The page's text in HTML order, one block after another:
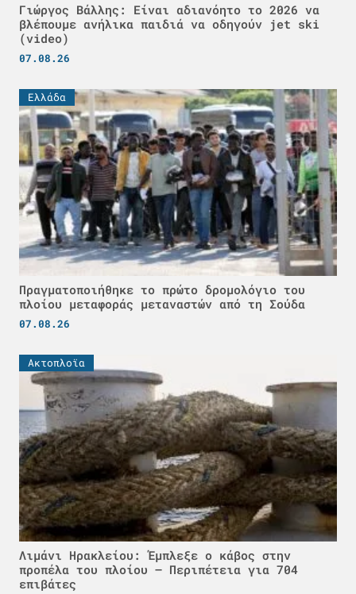
Γιώργος Βάλλης: Είναι αδιανόητο το 2026 να
βλέπουμε ανήλικα παιδιά να οδηγούν jet ski
(video)
07.08.26
Ελλάδα
Πραγματοποιήθηκε το πρώτο δρομολόγιο του
πλοίου μεταφοράς μεταναστών από τη Σούδα
07.08.26
Ακτοπλοϊα
Λιμάνι Ηρακλείου: Έμπλεξε ο κάβος στην
προπέλα του πλοίου – Περιπέτεια για 704
επιβάτες